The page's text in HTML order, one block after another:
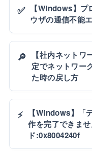
✅
【Windows】
ウザの通信不能
🔎
【社内ネット
定でネットワー
た時の戻し方
⚡
【Windows】「
作を完了できま
ド:0x8004240f